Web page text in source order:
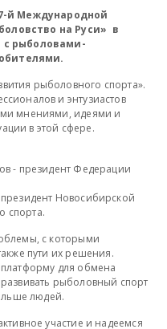
й Международной
на Руси» в
с рыболовами-
рыболовного спорта».
и энтузиастов
мнениями, идеями и
в этой сфере.
- президент Федерации
Новосибирской
спорта.
с которыми
пути их решения.
для обмена
рыболовный спорт
людей.
участие и надеемся